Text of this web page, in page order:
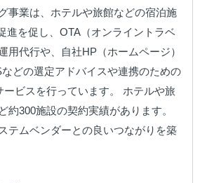
事業は、ホテルや旅館などの宿泊施
進を促し、OTA（オンライントラベ
用代行や、自社HP（ホームページ）
どの選定アドバイスや連携のための
ビスを行っています。 ホテルや旅
約300施設の契約実績があります。
テムベンダーとの良いつながりを築